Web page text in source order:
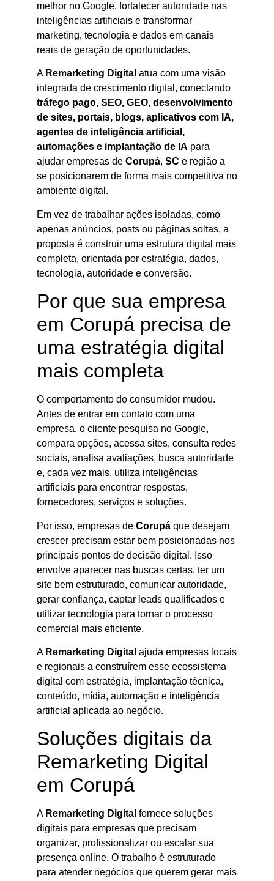
melhor no Google, fortalecer autoridade nas
inteligências artificiais e transformar
marketing, tecnologia e dados em canais
reais de geração de oportunidades.
A Remarketing Digital atua com uma visão
integrada de crescimento digital, conectando
tráfego pago, SEO, GEO, desenvolvimento
de sites, portais, blogs, aplicativos com IA,
agentes de inteligência artificial,
automações e implantação de IA para
ajudar empresas de Corupá, SC e região a
se posicionarem de forma mais competitiva no
ambiente digital.
Em vez de trabalhar ações isoladas, como
apenas anúncios, posts ou páginas soltas, a
proposta é construir uma estrutura digital mais
completa, orientada por estratégia, dados,
tecnologia, autoridade e conversão.
Por que sua empresa
em Corupá precisa de
uma estratégia digital
mais completa
O comportamento do consumidor mudou.
Antes de entrar em contato com uma
empresa, o cliente pesquisa no Google,
compara opções, acessa sites, consulta redes
sociais, analisa avaliações, busca autoridade
e, cada vez mais, utiliza inteligências
artificiais para encontrar respostas,
fornecedores, serviços e soluções.
Por isso, empresas de Corupá que desejam
crescer precisam estar bem posicionadas nos
principais pontos de decisão digital. Isso
envolve aparecer nas buscas certas, ter um
site bem estruturado, comunicar autoridade,
gerar confiança, captar leads qualificados e
utilizar tecnologia para tornar o processo
comercial mais eficiente.
A Remarketing Digital ajuda empresas locais
e regionais a construírem esse ecossistema
digital com estratégia, implantação técnica,
conteúdo, mídia, automação e inteligência
artificial aplicada ao negócio.
Soluções digitais da
Remarketing Digital
em Corupá
A Remarketing Digital fornece soluções
digitais para empresas que precisam
organizar, profissionalizar ou escalar sua
presença online. O trabalho é estruturado
para atender negócios que querem gerar mais